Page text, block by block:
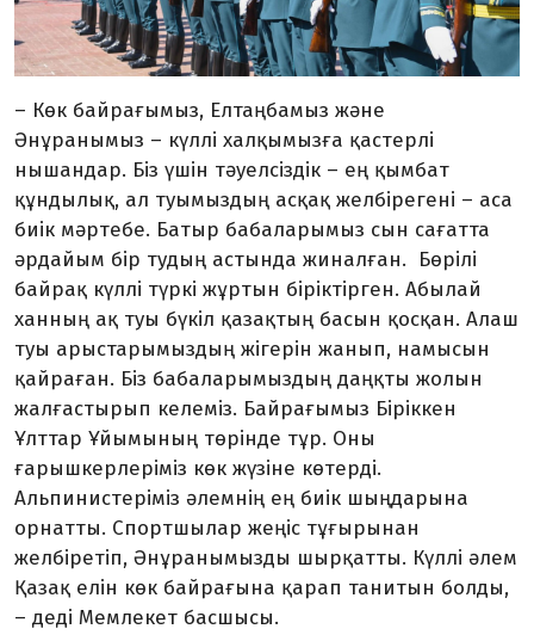
– Көк байрағымыз, Елтаңбамыз және
Әнұранымыз – күллі халқымызға қастерлі
нышандар. Біз үшін тәуелсіздік – ең қымбат
құндылық, ал туымыздың асқақ желбірегені – аса
биік мәртебе. Батыр бабаларымыз сын сағатта
әрдайым бір тудың астында жиналған. Бөрілі
байрақ күллі түркі жұртын біріктірген. Абылай
ханның ақ туы бүкіл қазақтың басын қосқан. Алаш
туы арыстарымыздың жігерін жанып, намысын
қайраған. Біз бабаларымыздың даңқты жолын
жалғастырып келеміз. Байрағымыз Біріккен
Ұлттар Ұйымының төрінде тұр. Оны
ғарышкерлеріміз көк жүзіне көтерді.
Альпинистеріміз әлемнің ең биік шыңдарына
орнатты. Спортшылар жеңіс тұғырынан
желбіретіп, Әнұранымызды шырқатты. Күллі әлем
Қазақ елін көк байрағына қарап танитын болды,
– деді Мемлекет басшысы.